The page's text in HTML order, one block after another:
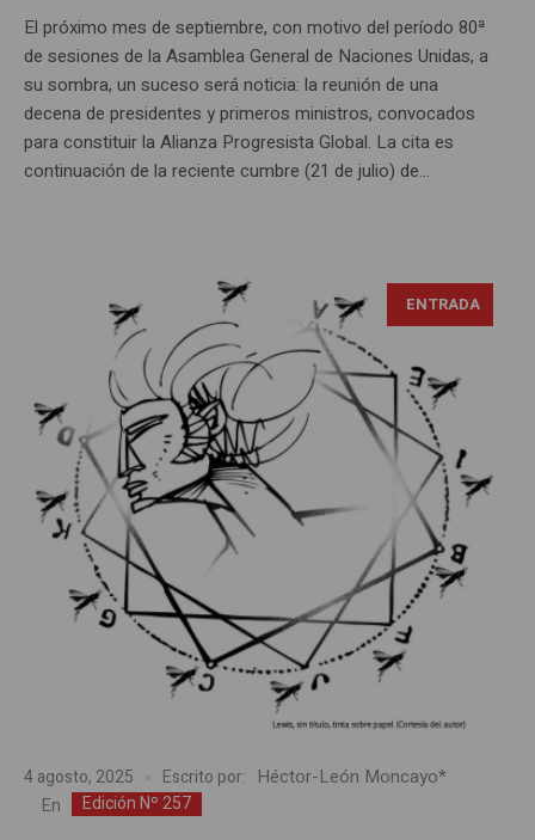
El próximo mes de septiembre, con motivo del período 80ª
de sesiones de la Asamblea General de Naciones Unidas, a
su sombra, un suceso será noticia: la reunión de una
decena de presidentes y primeros ministros, convocados
para constituir la Alianza Progresista Global. La cita es
continuación de la reciente cumbre (21 de julio) de...
ENTRADA
4 agosto, 2025 Escrito por: Héctor-León Moncayo*
En Edición Nº 257